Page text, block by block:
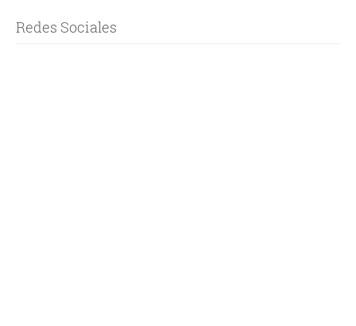
Redes Sociales